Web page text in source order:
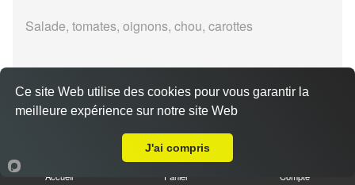
Salade, tomates, oignons, chou, carottes
Accueil Panier Compte
Ce site Web utilise des cookies pour vous garantir la
meilleure expérience sur notre site Web
J'ai compris